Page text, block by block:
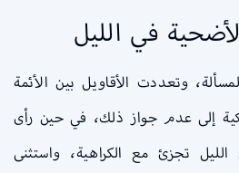
في الليل
وتعددت الأقاويل بين الأئمة
إلى عدم جواز ذلك، في حين رأى
تجزئ مع الكراهية، واستثنى